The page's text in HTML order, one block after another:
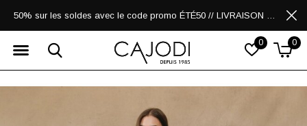
0 0
50% sur les soldes avec le code promo ÉTÉ50 // LIVRAISON GRATUITE POUR LES ACHATS DE 250$ ET PLUS